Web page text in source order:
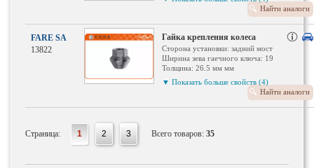
Вес: 63 г
Внутренняя резьба: M12x1,5 мм
Профиль головки болта:
Внешний шестигранник
Найти аналоги
FARE SA
13822
Гайка крепления колеса
Сторона установки: задний мост
Ширина зева гаечного ключа: 19
Толщина: 26.5 мм мм
Внутренняя резьба: M 12 x 1,5
мм
Колесное крепление: Конический
поясок F
Поверхность: фосфорированный
▼ Показать больше свойств (4)
Найти аналоги
Страница: 1 2 3 Всего товаров: 35